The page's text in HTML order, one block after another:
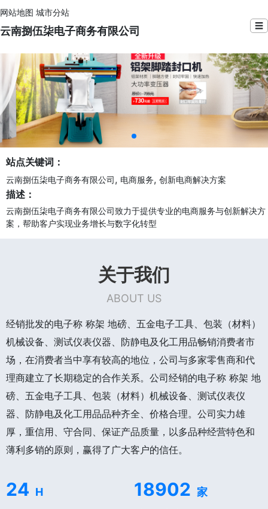
网站地图 城市分站
云南捌伍柒电子商务有限公司 ☰
站点关键词：
云南捌伍柒电子商务有限公司, 电商服务, 创新电商解决方案
描述：
云南捌伍柒电子商务有限公司致力于提供专业的电商服务与创新解决方
案，帮助客户实现业务增长与数字化转型
关于我们
ABOUT US
经销批发的电子称 称架 地磅、五金电子工具、包装（材料）
机械设备、测试仪表仪器、防静电及化工用品畅销消费者市
场，在消费者当中享有较高的地位，公司与多家零售商和代
理商建立了长期稳定的合作关系。公司经销的电子称 称架 地
磅、五金电子工具、包装（材料）机械设备、测试仪表仪
器、防静电及化工用品品种齐全、价格合理。公司实力雄
厚，重信用、守合同、保证产品质量，以多品种经营特色和
薄利多销的原则，赢得了广大客户的信任。
24 H 18902 家